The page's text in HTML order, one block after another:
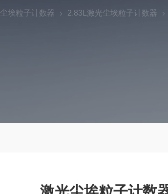
尘埃粒子计数器 2.83L激光尘埃粒子计数器